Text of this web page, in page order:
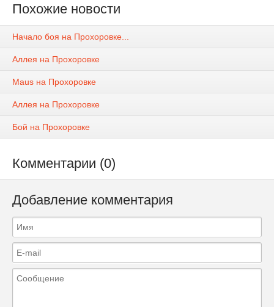
Похожие новости
Начало боя на Прохоровке...
Аллея на Прохоровке
Maus на Прохоровке
Аллея на Прохоровке
Бой на Прохоровке
Комментарии (0)
Добавление комментария